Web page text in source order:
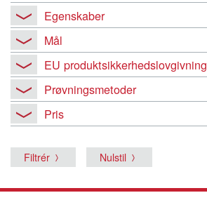
Egenskaber
Mål
EU produktsikkerhedslovgivning
Prøvningsmetoder
Pris
Filtrér Nulstil